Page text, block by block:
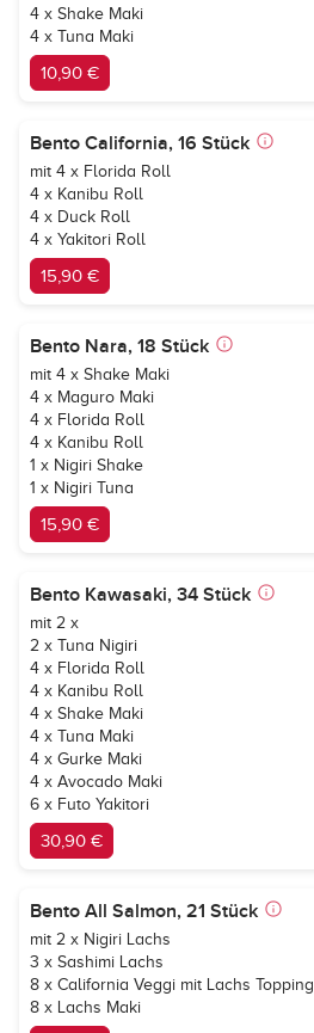
4 x Shake Maki
4 x Tuna Maki
10,90 €
Bento California, 16 Stück
mit 4 x Florida Roll
4 x Kanibu Roll
4 x Duck Roll
4 x Yakitori Roll
15,90 €
Bento Nara, 18 Stück
mit 4 x Shake Maki
4 x Maguro Maki
4 x Florida Roll
4 x Kanibu Roll
1 x Nigiri Shake
1 x Nigiri Tuna
15,90 €
Bento Kawasaki, 34 Stück
mit 2 x
2 x Tuna Nigiri
4 x Florida Roll
4 x Kanibu Roll
4 x Shake Maki
4 x Tuna Maki
4 x Gurke Maki
4 x Avocado Maki
6 x Futo Yakitori
30,90 €
Bento All Salmon, 21 Stück
mit 2 x Nigiri Lachs
3 x Sashimi Lachs
8 x California Veggi mit Lachs Topping
8 x Lachs Maki